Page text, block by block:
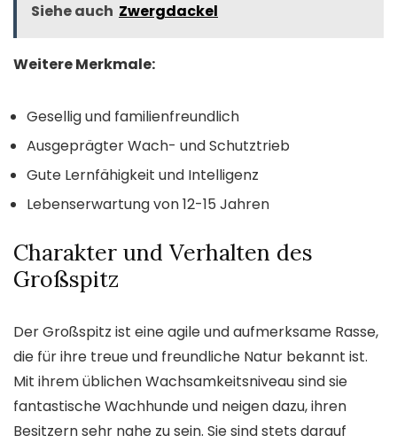
Siehe auch Zwergdackel
Weitere Merkmale:
Gesellig und familienfreundlich
Ausgeprägter Wach- und Schutztrieb
Gute Lernfähigkeit und Intelligenz
Lebenserwartung von 12-15 Jahren
Charakter und Verhalten des
Großspitz
Der Großspitz ist eine agile und aufmerksame Rasse,
die für ihre treue und freundliche Natur bekannt ist.
Mit ihrem üblichen Wachsamkeitsniveau sind sie
fantastische Wachhunde und neigen dazu, ihren
Besitzern sehr nahe zu sein. Sie sind stets darauf